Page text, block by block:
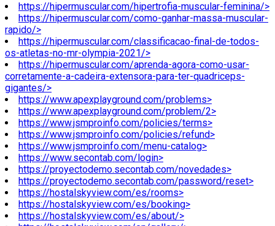
https://hipermuscular.com/hipertrofia-muscular-feminina/>
https://hipermuscular.com/como-ganhar-massa-muscular-
rapido/>
https://hipermuscular.com/classificacao-final-de-todos-
os-atletas-no-mr-olympia-2021/>
https://hipermuscular.com/aprenda-agora-como-usar-
corretamente-a-cadeira-extensora-para-ter-quadriceps-
gigantes/>
https://www.apexplayground.com/problems>
https://www.apexplayground.com/problem/2>
https://www.jsmproinfo.com/policies/terms>
https://www.jsmproinfo.com/policies/refund>
https://www.jsmproinfo.com/menu-catalog>
https://www.secontab.com/login>
https://proyectodemo.secontab.com/novedades>
https://proyectodemo.secontab.com/password/reset>
https://hostalskyview.com/es/rooms>
https://hostalskyview.com/es/booking>
https://hostalskyview.com/es/about/>